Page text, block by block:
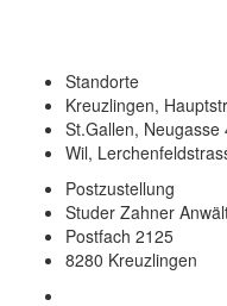
Standorte
Kreuzlingen,
St.Gallen, Neugasse
Wil,
Postzustellung
Studer Zahner
Postfach 2125
8280 Kreuzlingen